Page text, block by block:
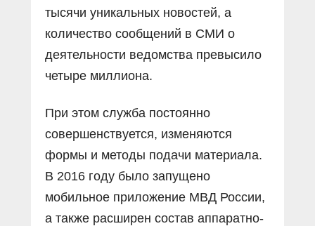
тысячи уникальных новостей, а
количество сообщений в СМИ о
деятельности ведомства превысило
четыре миллиона.
При этом служба постоянно
совершенствуется, изменяются
формы и методы подачи материала.
В 2016 году было запущено
мобильное приложение МВД России,
а также расширен состав аппаратно-